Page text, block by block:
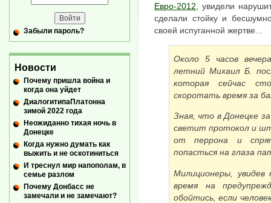
Евро-2012 , увидели
сделали стойку и
своей испуганной жертве...
Около 5 часов
летний Михаил Б.
которая сейчас
скоротать время за
Зная, что в Донецке
светит протокол и
от перрона и
попасться на глаза
Милиционеры,
время на
обойтись, если
Забыли пароль?
Новости
Почему пришла война и
когда она уйдет
ДиалогитипаПлатонна
зимой 2022 года
Неожиданно тихая ночь в
Донецке
Когда нужно думать как
выжить и не оскотиниться
И треснул мир напополам, в
семье разлом
Почему Донбасс не
замечали и не замечают?